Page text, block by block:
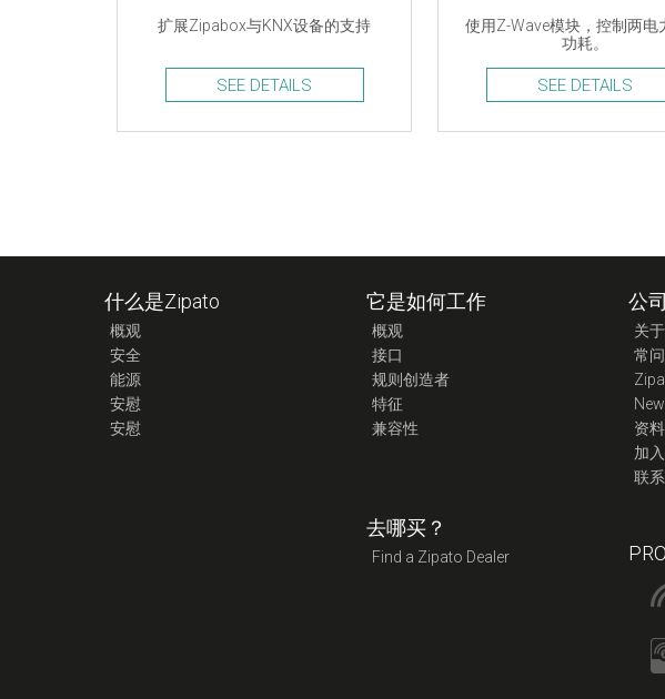
扩展Zipabox与KNX设备的支持
SEE DETAILS
使用Z-Wave模块，控制两电
功耗。
SEE DETAILS
什么是Zipato
概观
安全
能源
安慰
安慰
它是如何工作
概观
接口
规则创造者
特征
兼容性
去哪买？
Find a Zipato Dealer
公司
关
常
资
加
联系